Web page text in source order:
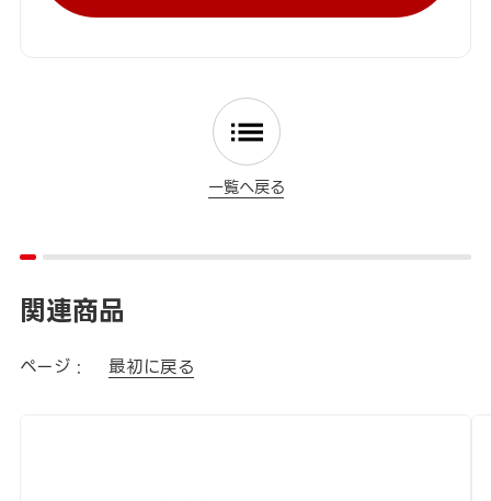
一覧へ戻る
関連商品
ページ : 最初に戻る